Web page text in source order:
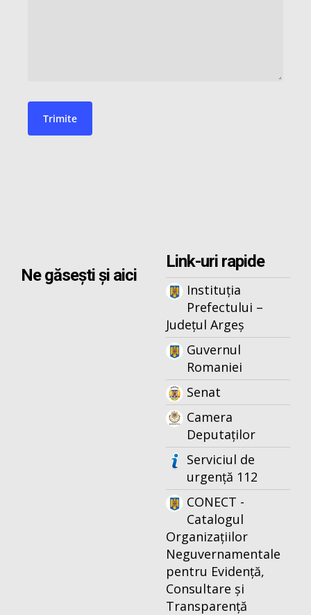
Ne găsești și aici
Link-uri rapide
Instituția
Prefectului –
Județul Argeș
Guvernul
Romaniei
Senat
Camera
Deputaților
Serviciul de
urgență 112
CONECT -
Catalogul
Organizațiilor
Neguvernamentale
pentru Evidență,
Consultare și
Transparență